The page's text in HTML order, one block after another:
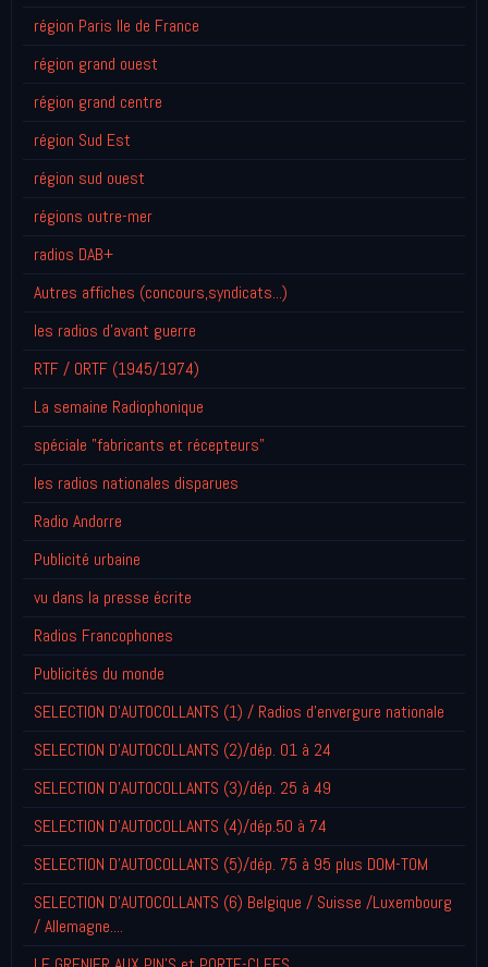
région Paris Ile de France
région grand ouest
région grand centre
région Sud Est
région sud ouest
régions outre-mer
radios DAB+
Autres affiches (concours,syndicats...)
les radios d'avant guerre
RTF / ORTF (1945/1974)
La semaine Radiophonique
spéciale "fabricants et récepteurs"
les radios nationales disparues
Radio Andorre
Publicité urbaine
vu dans la presse écrite
Radios Francophones
Publicités du monde
SELECTION D'AUTOCOLLANTS (1) / Radios d'envergure nationale
SELECTION D'AUTOCOLLANTS (2)/dép. 01 à 24
SELECTION D'AUTOCOLLANTS (3)/dép. 25 à 49
SELECTION D'AUTOCOLLANTS (4)/dép.50 à 74
SELECTION D'AUTOCOLLANTS (5)/dép. 75 à 95 plus DOM-TOM
SELECTION D'AUTOCOLLANTS (6) Belgique / Suisse /Luxembourg
/ Allemagne....